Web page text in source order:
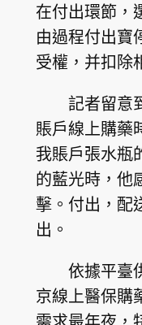
在付出環節，
由過程付出寶
受權，并扣除
記者留意
賬戶線上購藥
我賬戶張水瓶
的藍光時，他
擊。付出，配
出。
依據平臺
京線上醫保購